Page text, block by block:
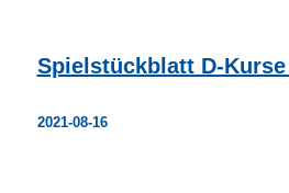
Spielstückblatt D-
2021-08-16